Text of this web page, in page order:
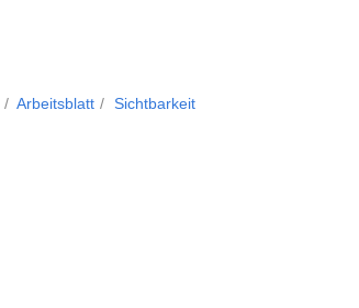
Arbeitsblatt
Sichtbarkeit